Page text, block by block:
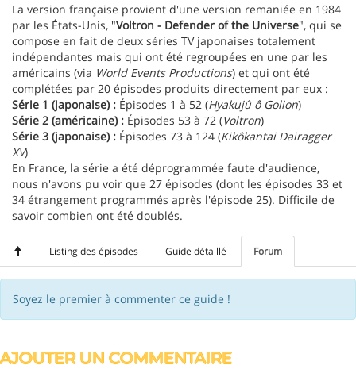
La version française provient d'une version remaniée en 1984
par les États-Unis, "Voltron - Defender of the Universe", qui se
compose en fait de deux séries TV japonaises totalement
indépendantes mais qui ont été regroupées en une par les
américains (via World Events Productions) et qui ont été
complétées par 20 épisodes produits directement par eux :
Série 1 (japonaise) : Épisodes 1 à 52 (Hyakujû ô Golion)
Série 2 (américaine) : Épisodes 53 à 72 (Voltron)
Série 3 (japonaise) : Épisodes 73 à 124 (Kikôkantai Dairagger
XV)
En France, la série a été déprogrammée faute d'audience,
nous n'avons pu voir que 27 épisodes (dont les épisodes 33 et
34 étrangement programmés après l'épisode 25). Difficile de
savoir combien ont été doublés.
Listing des épisodes Guide détaillé Forum
Soyez le premier à commenter ce guide !
AJOUTER UN COMMENTAIRE